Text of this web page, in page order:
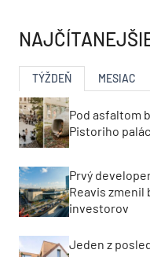
TÝŽDEŇ MESIAC
Pod asfaltom
Pistoriho
Prvý
Reavis zmenil
investorov
Jeden z